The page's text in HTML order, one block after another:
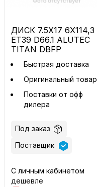
ДИСК 7.5X17 6X114,3
ET39 D66.1 ALUTEC
TITAN DBFP
Быстрая доставка
Оригинальный товар
Поставки от офф
дилера
Под заказ
Поставщик
С личным кабинетом
дешевле